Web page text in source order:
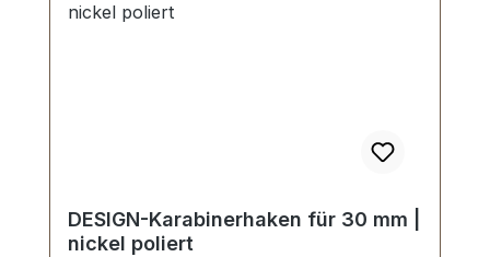
DESIGN-Karabinerhaken für 30 mm |
nickel poliert